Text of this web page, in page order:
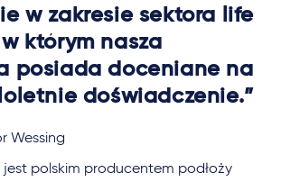
w zakresie sektora life
którym nasza
posiada doceniane na
doświadczenie.”
Wessing
jest polskim producentem podłoży